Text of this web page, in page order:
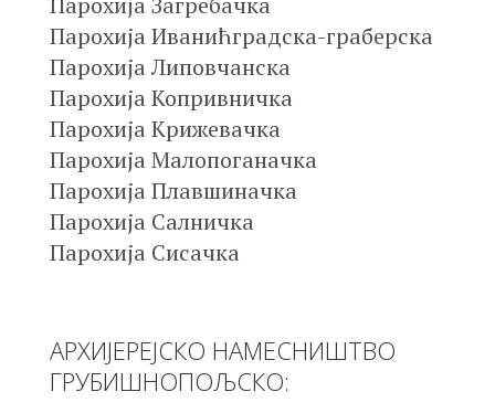
Парохија Иванићградска-граберска
Парохија Липовчанска
Парохија Копривничка
Парохија Крижевачка
Парохија Малопоганачка
Парохија Плавшиначка
Парохија Салничка
Парохија Сисачка
АРХИЈЕРЕЈСКО НАМЕСНИШТВО
ГРУБИШНОПОЉСКО: